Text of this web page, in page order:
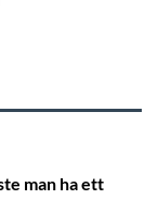
man ha ett